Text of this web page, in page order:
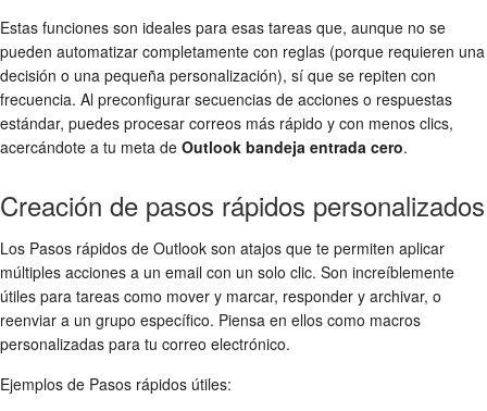
Estas funciones son ideales para esas tareas que, aunque no se
pueden automatizar completamente con reglas (porque requieren una
decisión o una pequeña personalización), sí que se repiten con
frecuencia. Al preconfigurar secuencias de acciones o respuestas
estándar, puedes procesar correos más rápido y con menos clics,
acercándote a tu meta de Outlook bandeja entrada cero.
Creación de pasos rápidos personalizados
Los Pasos rápidos de Outlook son atajos que te permiten aplicar
múltiples acciones a un email con un solo clic. Son increíblemente
útiles para tareas como mover y marcar, responder y archivar, o
reenviar a un grupo específico. Piensa en ellos como macros
personalizadas para tu correo electrónico.
Ejemplos de Pasos rápidos útiles: